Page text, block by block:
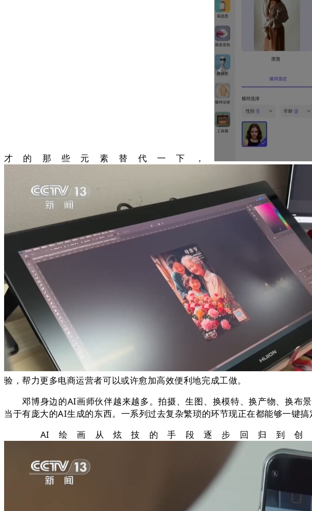
才的那些元素替代一下，
验，帮力更多电商运营者可以或许愈加高效便利地完成工做。
邓博身边的AI画师伙伴越来越多。拍摄、生图、换模特、换产物、换布
当于有庞大的AI生成的东西。一系列过去复杂繁琐的环节现正在都能够一键搞
AI绘画从炫技的手段逐步回归到创